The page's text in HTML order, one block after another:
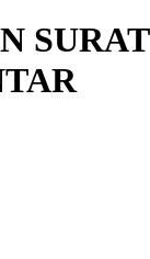
SURAT